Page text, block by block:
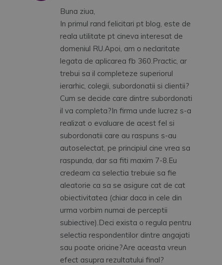
Buna ziua,
In primul rand felicitari pt blog, este de
reala utilitate pt cineva interesat de
domeniul RU.Apoi, am o neclaritate
legata de aplicarea fb 360.Practic, ar
trebui sa il completeze superiorul
ierarhic, colegii, subordonatii si clientii?
Cum se decide care dintre subordonati
il va completa?In firma unde lucrez s-a
realizat o evaluare de acest fel si
subordonatii care au raspuns s-au
autoselectat, pe principiul cine vrea sa
raspunda, dar sa fiti maxim 7-8.Eu
credeam ca selectia trebuie sa fie
aleatorie ca sa se asigure cat de cat
obiectivitatea (chiar daca in cele din
urma vorbim numai de perceptii
subiective).Deci exista o regula pentru
selectia respondentilor dintre angajati
sau poate oricine?Are aceasta vreun
efect asupra rezultatului final?